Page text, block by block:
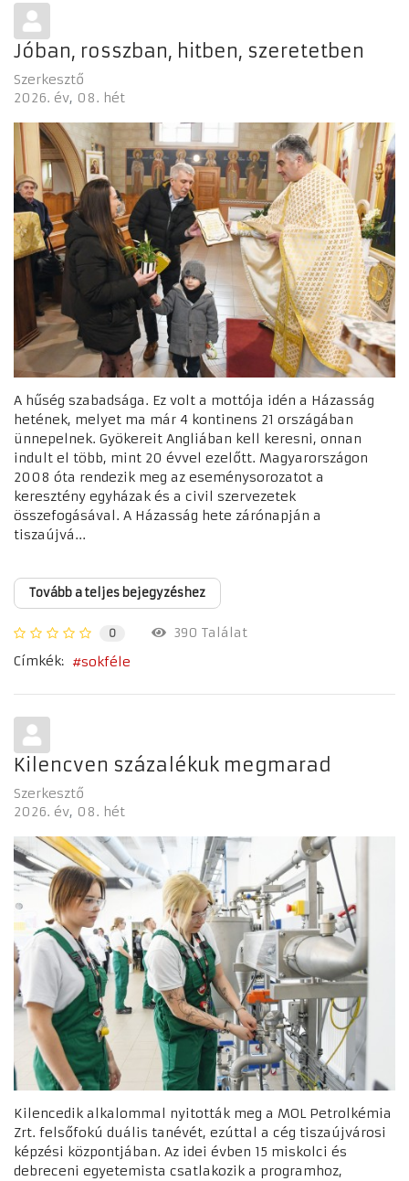
Jóban, rosszban, hitben, szeretetben
Szerkesztő
2026. év 08. hét
A hűség szabadsága. Ez volt a mottója idén a Házasság
hetének, melyet ma már 4 kontinens 21 országában
ünnepelnek. Gyökereit Angliában kell keresni, onnan
indult el több, mint 20 évvel ezelőtt. Magyarországon
2008 óta rendezik meg az eseménysorozatot a
keresztény egyházak és a civil szervezetek
összefogásával. A Házasság hete zárónapján a
tiszaújvá...
Tovább a teljes bejegyzéshez
0
390 Találat
Címkék:
sokféle
Kilencven százalékuk megmarad
Szerkesztő
2026. év 08. hét
Kilencedik alkalommal nyitották meg a MOL Petrolkémia
Zrt. felsőfokú duális tanévét, ezúttal a cég tiszaújvárosi
képzési központjában. Az idei évben 15 miskolci és
debreceni egyetemista csatlakozik a programhoz,